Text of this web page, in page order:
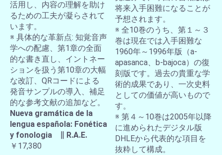
活用し、内容の理解を助け
るための工夫が凝らされて
います。
※ 具体的な革新点: 知覚音声
学への配慮、第1章の全面
的な書き直し、イントネー
ションを扱う第10章の大幅
な改訂、QRコードによる
発音サンプルの導入、補足
的な参考文献の追加など。
Nueva gramática de la
lengua española: Fonética
y fonologia ∥ R.A.E.
￥17,380
将来入手困難になることが
予想されます。
※ 全10巻のうち、第１～３
巻は現在では入手困難な
1960年～1996年版（a-
apasanca、b-bajoca）の復
刻版です。過去の貴重な学
術的成果であり、一次史料
としての価値が高いもので
す。
※ 第４～10巻は2005年以降
に進められたデジタル版
DHLEから代表的な項目を
抜粋して構成。